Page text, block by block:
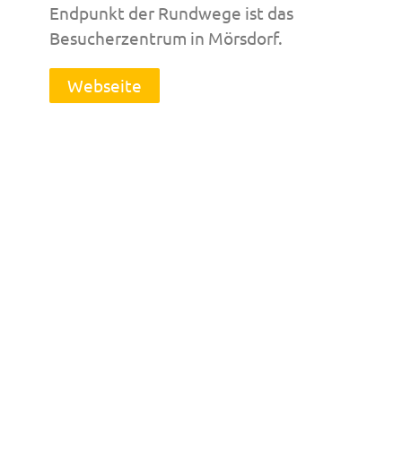
Endpunkt der Rundwege ist das
Besucherzentrum in Mörsdorf.
Webseite